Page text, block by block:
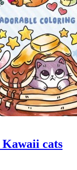
Kawaii cats